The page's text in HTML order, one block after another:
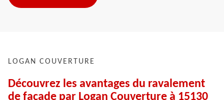
LOGAN COUVERTURE
Découvrez les avantages du ravalement
de façade par Logan Couverture à 15130